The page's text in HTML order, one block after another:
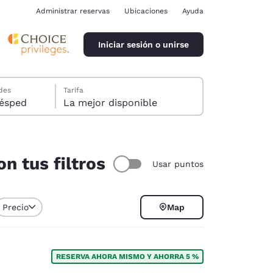
Administrar reservas Ubicaciones Ayuda
Iniciar sesión o unirse
1 huésped
Tarifa
La mejor disponible
tus filtros Usar puntos
Precio Map
RESERVA AHORA MISMO Y AHORRA 5 %